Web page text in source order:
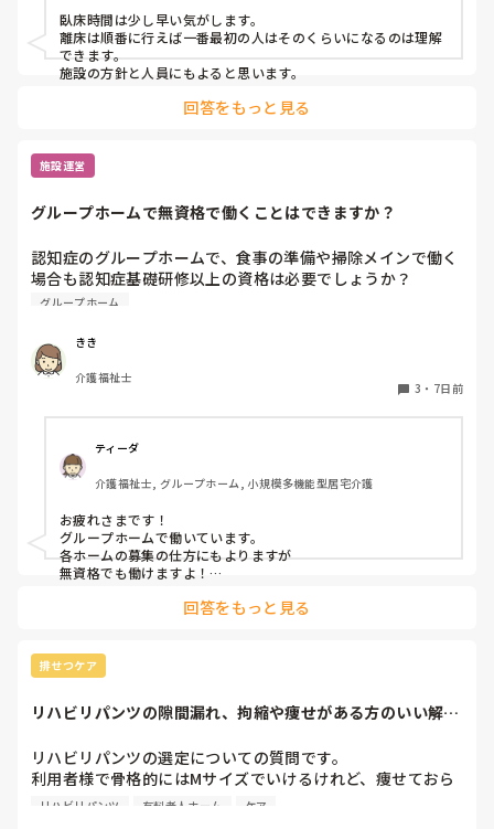
臥床時間は少し早い気がします。
離床は順番に行えば一番最初の人はそのくらいになるのは理解
できます。
施設の方針と人員にもよると思います。
回答をもっと見る
施設運営
グループホームで無資格で働くことはできますか？
認知症のグループホームで、食事の準備や掃除メインで働く
場合も認知症基礎研修以上の資格は必要でしょうか？
無資格でも大丈夫でしょうか？
グループホーム
きき
介護福祉士
3 ・ 7日前
ティーダ
介護福祉士, グループホーム, 小規模多機能型居宅介護
お疲れさまです！
グループホームで働いています。
各ホームの募集の仕方にもよりますが
無資格でも働けますよ！
認知症に関してはもしかしたら
ただ、グループホームは利用者様がMAX9名で、その中に介助
出来る職員がいて基本はは全ての業務をこなすので
います。
以外が残業する事で対応出来ています。）
なのでそういう人が足りていない施設にとっては貴重な存在に
なるし、直接介助しなくても現場で利用者様と会話はするの
回答をもっと見る
排せつケア
リハビリパンツの隙間漏れ、拘縮や痩せがある方のいい解決
リハビリパンツの選定についての質問です。
利用者様で骨格的にはMサイズでいけるけれど、痩せておら
れたり、拘縮等で隙間ができ、そこから漏れてしまう方がた
リハビリパンツ 有料老人ホーム ケア